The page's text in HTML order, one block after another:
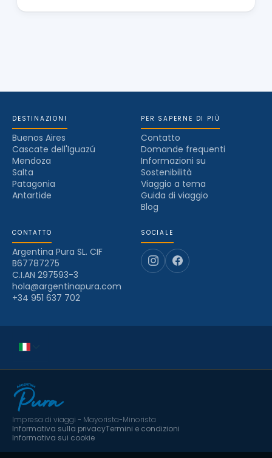
DESTINAZIONI
Buenos Aires
Cascate dell'Iguazú
Mendoza
Salta
Patagonia
Antartide
PER SAPERNE DI PIÙ
Contatto
Domande frequenti
Informazioni su
Sostenibilità
Viaggio a tema
Guida di viaggio
Blog
CONTATTO
Argentina Pura SL. CIF
B67787275
C.I.AN 297593-3
hola@argentinapura.com
+34 951 637 702
SOCIALE
Impresa di viaggi - Mayorista-Minorista
Informativa sulla privacyTermini e condizioni
Informativa sui cookie